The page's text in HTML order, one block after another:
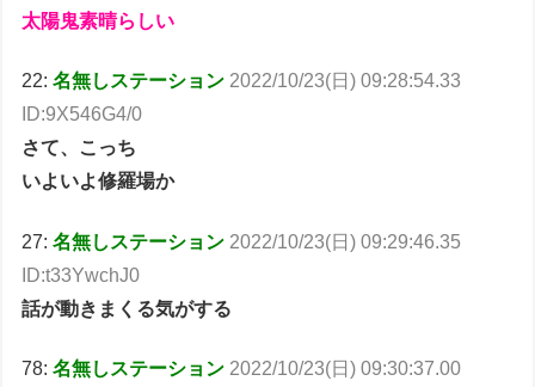
太陽鬼素晴らしい
22:名無しステーション 2022/10/23(日) 09:28:54.33
ID:9X546G4/0
さて、こっち
いよいよ修羅場か
27:名無しステーション 2022/10/23(日) 09:29:46.35
ID:t33YwchJ0
話が動きまくる気がする
78:名無しステーション 2022/10/23(日) 09:30:37.00